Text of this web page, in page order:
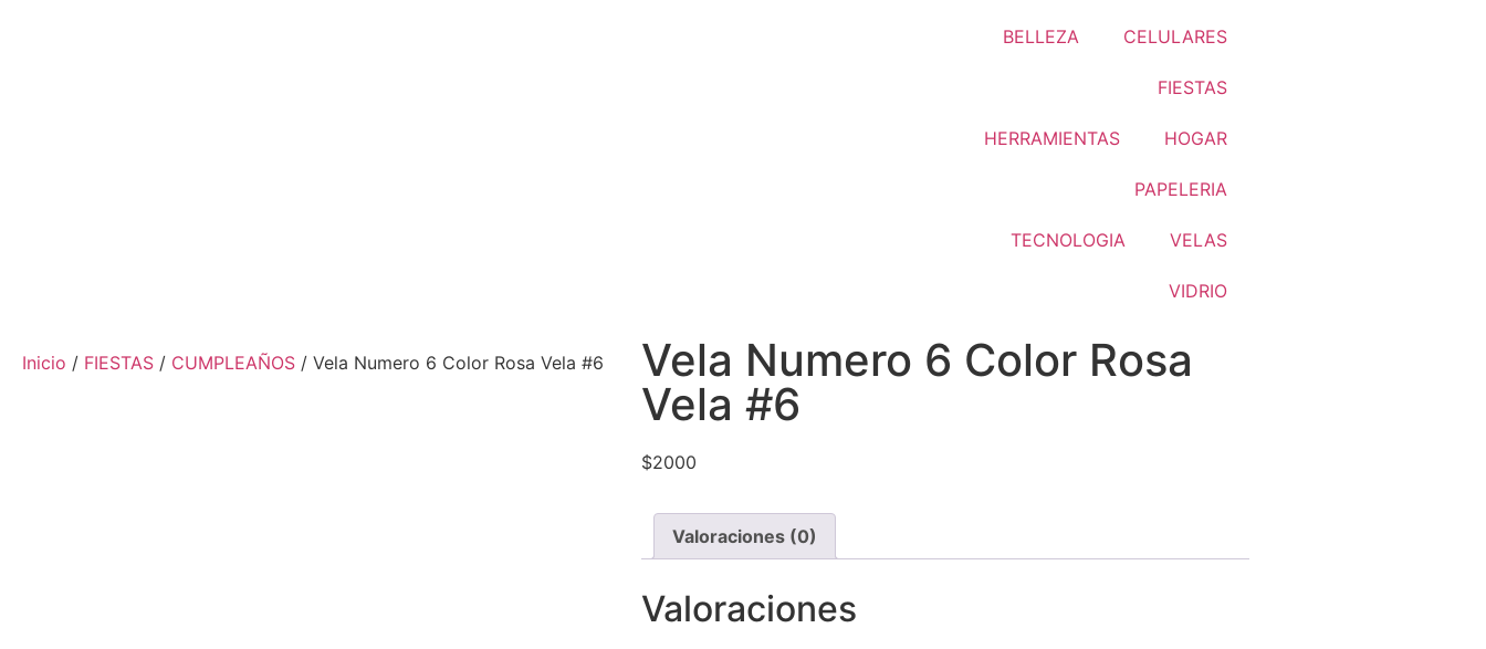
BELLEZA CELULARES
FIESTAS
HERRAMIENTAS HOGAR
PAPELERIA
TECNOLOGIA VELAS
VIDRIO
Inicio / FIESTAS / CUMPLEAÑOS / Vela Numero 6 Color Rosa Vela #6
Vela Numero 6 Color Rosa
Vela #6
$2000
Valoraciones (0)
Valoraciones